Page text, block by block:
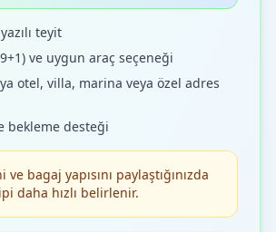
teyit
ve uygun araç seçeneği
otel, villa, marina veya özel adres
bekleme desteği
ve bagaj yapısını paylaştığınızda
daha hızlı belirlenir.